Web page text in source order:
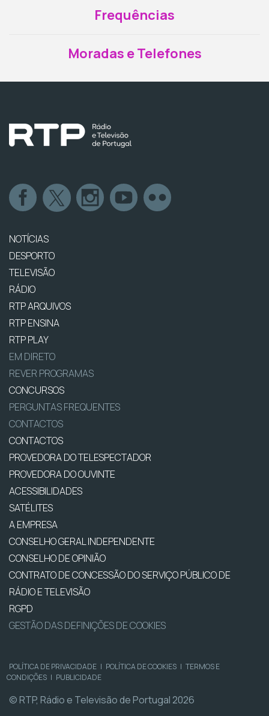
Frequências
Moradas e Telefones
NOTÍCIAS
DESPORTO
TELEVISÃO
RÁDIO
RTP ARQUIVOS
RTP ENSINA
RTP PLAY
EM DIRETO
REVER PROGRAMAS
CONCURSOS
PERGUNTAS FREQUENTES
CONTACTOS
CONTACTOS
PROVEDORA DO TELESPECTADOR
PROVEDORA DO OUVINTE
ACESSIBILIDADES
SATÉLITES
A EMPRESA
CONSELHO GERAL INDEPENDENTE
CONSELHO DE OPINIÃO
CONTRATO DE CONCESSÃO DO SERVIÇO PÚBLICO DE
RÁDIO E TELEVISÃO
RGPD
GESTÃO DAS DEFINIÇÕES DE COOKIES
POLÍTICA DE PRIVACIDADE | POLÍTICA DE COOKIES | TERMOS E
CONDIÇÕES | PUBLICIDADE
© RTP, Rádio e Televisão de Portugal 2026